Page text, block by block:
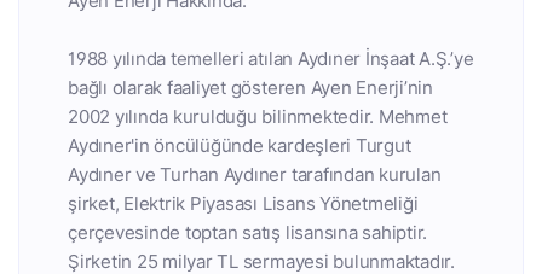
1988 yılında temelleri atılan Aydıner İnşaat A.Ş.’ye
bağlı olarak faaliyet gösteren Ayen Enerji’nin
2002 yılında kurulduğu bilinmektedir. Mehmet
Aydıner'in öncülüğünde kardeşleri Turgut
Aydıner ve Turhan Aydıner tarafından kurulan
şirket, Elektrik Piyasası Lisans Yönetmeliği
çerçevesinde toptan satış lisansına sahiptir.
Şirketin 25 milyar TL sermayesi bulunmaktadır.